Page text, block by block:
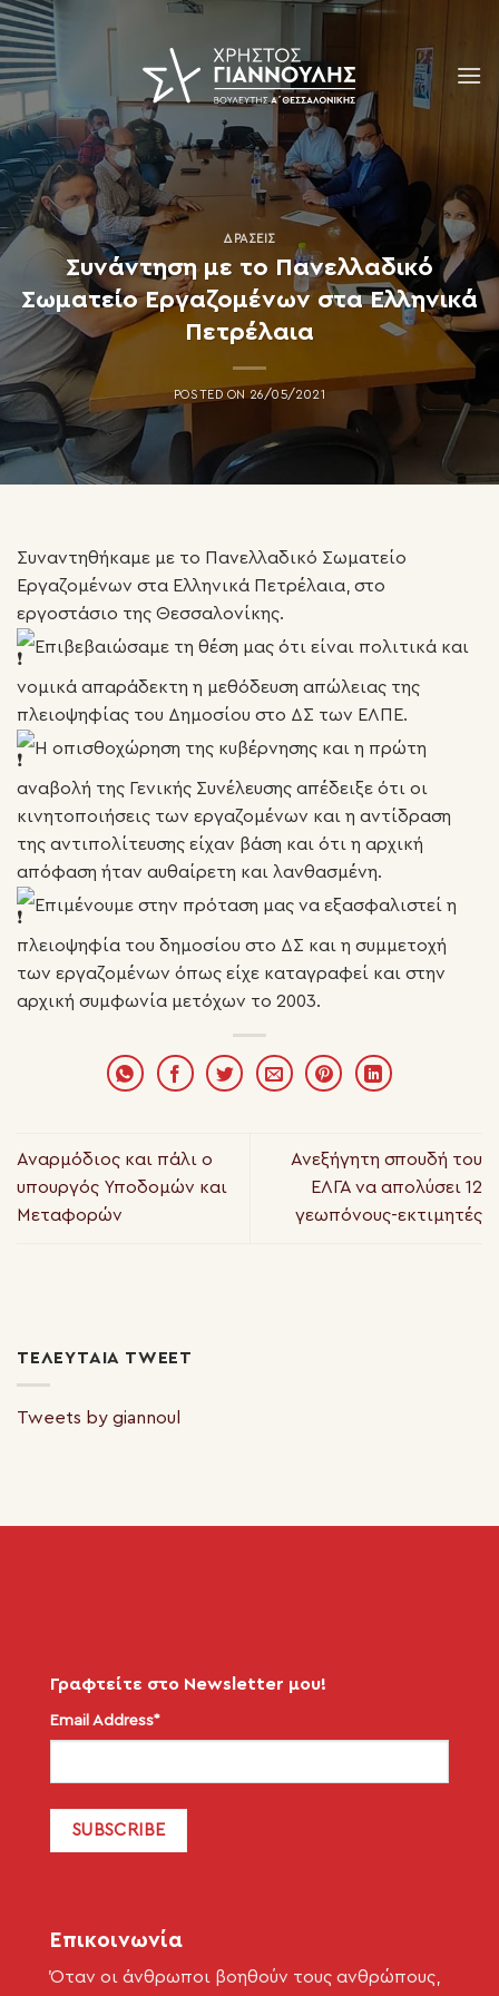
Skip
to
content
ΔΡΆΣΕΙΣ
Συνάντηση με το Πανελλαδικό
Σωματείο Εργαζομένων στα Ελληνικά
Πετρέλαια
POSTED ON 26/05/2021
Συναντηθήκαμε με το Πανελλαδικό Σωματείο
Εργαζομένων στα Ελληνικά Πετρέλαια, στο
εργοστάσιο της Θεσσαλονίκης.
Επιβεβαιώσαμε τη θέση μας ότι είναι πολιτικά και
νομικά απαράδεκτη η μεθόδευση απώλειας της
πλειοψηφίας του Δημοσίου στο ΔΣ των ΕΛΠΕ.
Η οπισθοχώρηση της κυβέρνησης και η πρώτη
αναβολή της Γενικής Συνέλευσης απέδειξε ότι οι
κινητοποιήσεις των εργαζομένων και η αντίδραση
της αντιπολίτευσης είχαν βάση και ότι η αρχική
απόφαση ήταν αυθαίρετη και λανθασμένη.
Επιμένουμε στην πρόταση μας να εξασφαλιστεί η
πλειοψηφία του δημοσίου στο ΔΣ και η συμμετοχή
των εργαζομένων όπως είχε καταγραφεί και στην
αρχική συμφωνία μετόχων το 2003.
Αναρμόδιος και πάλι ο
υπουργός Υποδομών και
Μεταφορών
Ανεξήγητη σπουδή του
ΕΛΓΑ να απολύσει 12
γεωπόνους-εκτιμητές
ΤΕΛΕΥΤΑΊΑ TWEET
Tweets by giannoul
Γραφτείτε στο Newsletter μου!
Email Address*
Επικοινωνία
Όταν οι άνθρωποι βοηθούν τους ανθρώπους,